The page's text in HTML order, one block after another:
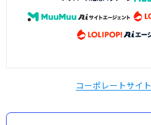
コーポレートサイト